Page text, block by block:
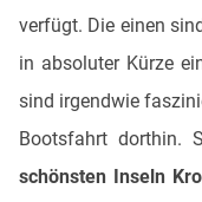
verfügt. Die einen
in absoluter Kürze
sind irgendwie
Bootsfahrt dorthin.
schönsten Inseln